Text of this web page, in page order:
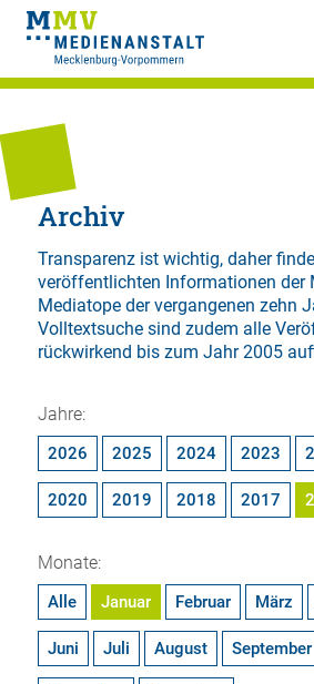
Archiv
Transparenz ist wichtig, daher
veröffentlichten Informationen der
Mediatope der vergangenen zehn
Volltextsuchesind zudem alle
rückwirkend bis zum Jahr 2005
Jahre:
2026 2025 2024 2023
2020 2019 2018 2017
Monate:
Alle Januar Februar März
Juni Juli August September